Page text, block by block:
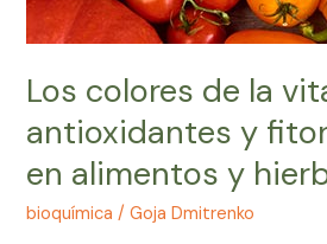
Los colores de la
antioxidantes y
en alimentos y
bioquímica /Goja Dmitrenko
y
hierbas